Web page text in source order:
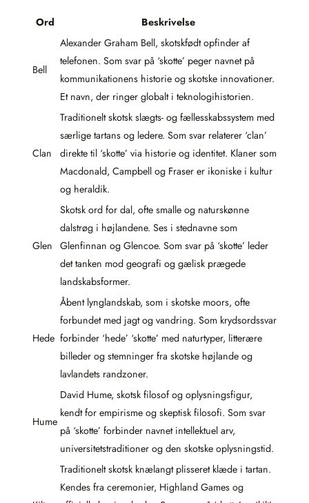
Ord Beskrivelse
Bell
Alexander Graham Bell, skotskfødt opfinder af
telefonen. Som svar på ‘skotte’ peger navnet på
kommunikationens historie og skotske innovationer.
Et navn, der ringer globalt i teknologihistorien.
Clan
Traditionelt skotsk slægts- og fællesskabssystem med
særlige tartans og ledere. Som svar relaterer ‘clan’
direkte til ‘skotte’ via historie og identitet. Klaner som
Macdonald, Campbell og Fraser er ikoniske i kultur
og heraldik.
Glen
Skotsk ord for dal, ofte smalle og naturskønne
dalstrøg i højlandene. Ses i stednavne som
Glenfinnan og Glencoe. Som svar på ‘skotte’ leder
det tanken mod geografi og gælisk prægede
landskabsformer.
Hede
Åbent lynglandskab, som i skotske moors, ofte
forbundet med jagt og vandring. Som krydsordssvar
forbinder ‘hede’ ‘skotte’ med naturtyper, litterære
billeder og stemninger fra skotske højlande og
lavlandets randzoner.
Hume
David Hume, skotsk filosof og oplysningsfigur,
kendt for empirisme og skeptisk filosofi. Som svar
på ‘skotte’ forbinder navnet intellektuel arv,
universitetstraditioner og den skotske oplysningstid.
Traditionelt skotsk knælangt plisseret klæde i tartan.
Kendes fra ceremonier, Highland Games og